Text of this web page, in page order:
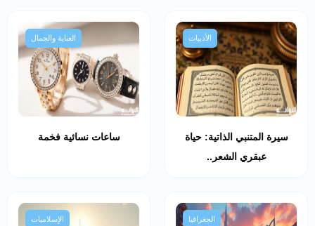
الأدبيات
سيرة المتنبي الذاتية: حياة
عبقري الشعر..
العناية والجمال
ساعات نسائية فخمة
الجغرافيا الإسلاميات